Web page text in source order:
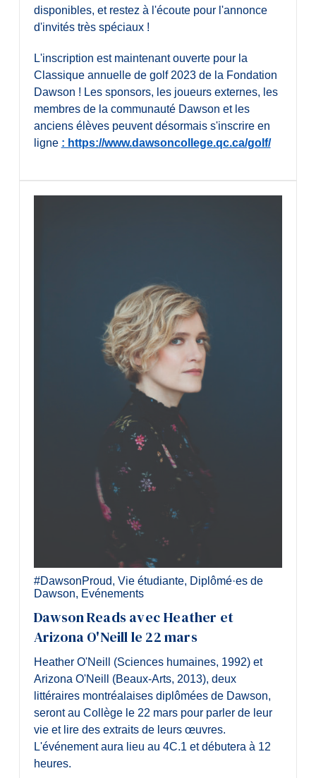
disponibles, et restez à l'écoute pour l'annonce
d'invités très spéciaux !
L'inscription est maintenant ouverte pour la
Classique annuelle de golf 2023 de la Fondation
Dawson ! Les sponsors, les joueurs externes, les
membres de la communauté Dawson et les
anciens élèves peuvent désormais s'inscrire en
ligne : https://www.dawsoncollege.qc.ca/golf/
#DawsonProud, Vie étudiante, Diplômé·es de
Dawson, Evénements
Dawson Reads avec Heather et
Arizona O'Neill le 22 mars
Heather O'Neill (Sciences humaines, 1992) et
Arizona O'Neill (Beaux-Arts, 2013), deux
littéraires montréalaises diplômées de Dawson,
seront au Collège le 22 mars pour parler de leur
vie et lire des extraits de leurs œuvres.
L'événement aura lieu au 4C.1 et débutera à 12
heures.